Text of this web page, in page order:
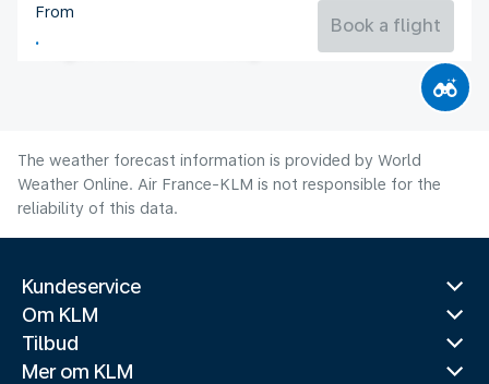
Hong Kong
From
Book a flight
The weather forecast information is provided by World
Weather Online. Air France-KLM is not responsible for the
reliability of this data.
Kundeservice
Om KLM
Tilbud
Mer om KLM